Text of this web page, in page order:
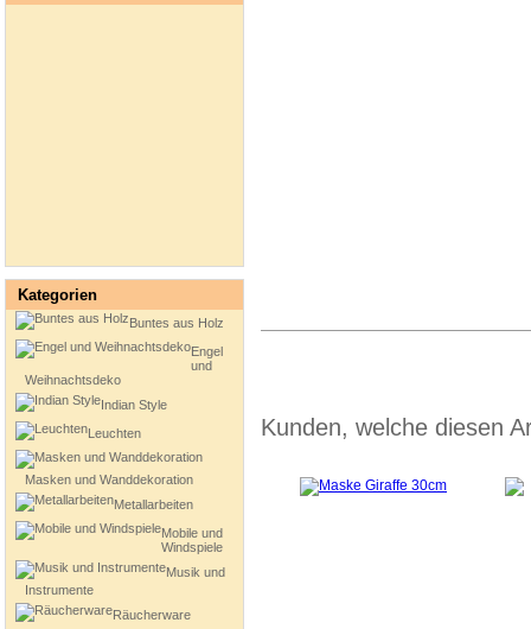
Kunden, welche diesen
Kategorien
Buntes aus Holz
Engel
und
Weihnachtsdeko
Indian Style
Leuchten
Masken und Wanddekoration
Metallarbeiten
Mobile und
Windspiele
Musik und
Instrumente
Räucherware